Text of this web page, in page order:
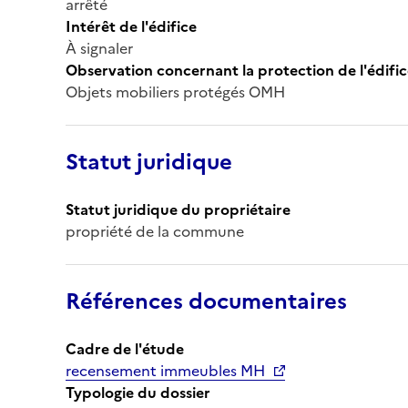
Intérêt de l'édifice
À signaler
Observation concernant la protection de
Objets mobiliers protégés OMH
Statut juridique
Statut juridique du propriétaire
propriété de la commune
Références documentaires
Cadre de l'étude
recensement immeubles MH
Typologie du dossier